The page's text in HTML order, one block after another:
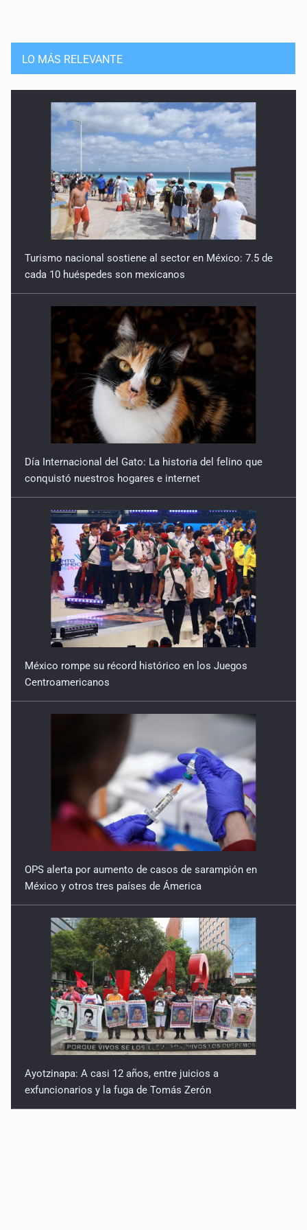
LO MÁS RELEVANTE
Turismo nacional sostiene al sector en México: 7.5 de
cada 10 huéspedes son mexicanos
Día Internacional del Gato: La historia del felino que
conquistó nuestros hogares e internet
México rompe su récord histórico en los Juegos
Centroamericanos
OPS alerta por aumento de casos de sarampión en
México y otros tres países de Ámerica
Ayotzinapa: A casi 12 años, entre juicios a
exfuncionarios y la fuga de Tomás Zerón